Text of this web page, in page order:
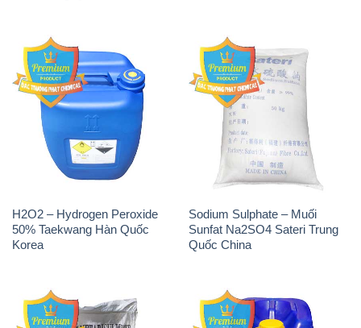
H2O2 – Hydrogen Peroxide
50% Taekwang Hàn Quốc
Korea
Sodium Sulphate – Muối
Sunfat Na2SO4 Sateri Trung
Quốc China